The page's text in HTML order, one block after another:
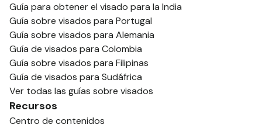
Guía para obtener el visado para la India
Guía sobre visados para Portugal
Guía sobre visados para Alemania
Guía de visados para Colombia
Guía sobre visados para Filipinas
Guía de visados para Sudáfrica
Ver todas las guías sobre visados
Recursos
Centro de contenidos